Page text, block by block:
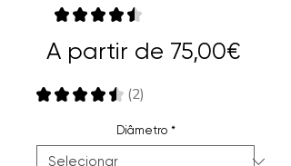
★ ★ ★ ★ ★
A partir de 75,00€Preço
★ ★ ★ ★ ★ 2
2
Diâmetro *